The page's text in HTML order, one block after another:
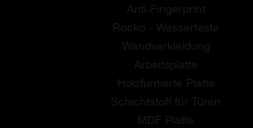
Anti-Fingerprint
Rocko - Wasserfeste
Wandverkleidung
Arbeitsplatte
Holzfurnierte Platte
Schichtstoff für Türen
MDF Platte